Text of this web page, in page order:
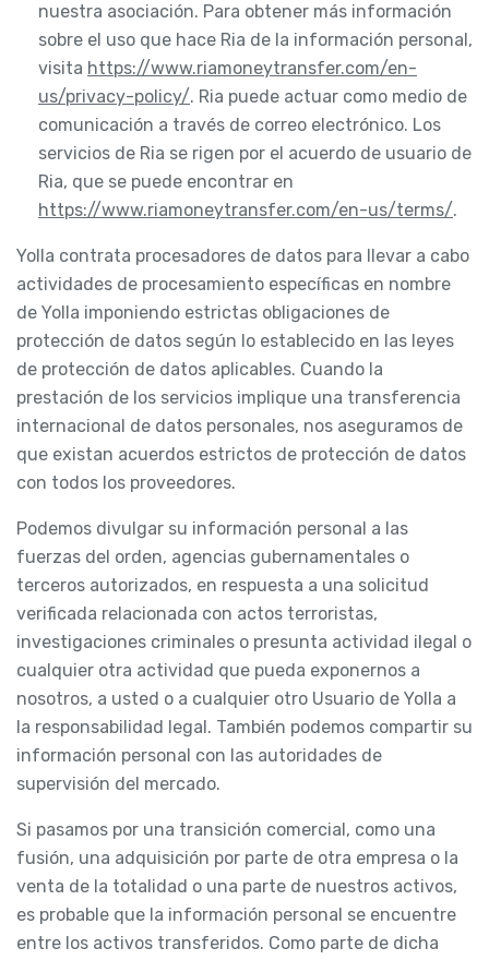
nuestra asociación. Para obtener más información
sobre el uso que hace Ria de la información personal,
visita https://www.riamoneytransfer.com/en-
us/privacy-policy/. Ria puede actuar como medio de
comunicación a través de correo electrónico. Los
servicios de Ria se rigen por el acuerdo de usuario de
Ria, que se puede encontrar en
https://www.riamoneytransfer.com/en-us/terms/.
Yolla contrata procesadores de datos para llevar a cabo
actividades de procesamiento específicas en nombre
de Yolla imponiendo estrictas obligaciones de
protección de datos según lo establecido en las leyes
de protección de datos aplicables. Cuando la
prestación de los servicios implique una transferencia
internacional de datos personales, nos aseguramos de
que existan acuerdos estrictos de protección de datos
con todos los proveedores.
Podemos divulgar su información personal a las
fuerzas del orden, agencias gubernamentales o
terceros autorizados, en respuesta a una solicitud
verificada relacionada con actos terroristas,
investigaciones criminales o presunta actividad ilegal o
cualquier otra actividad que pueda exponernos a
nosotros, a usted o a cualquier otro Usuario de Yolla a
la responsabilidad legal. También podemos compartir su
información personal con las autoridades de
supervisión del mercado.
Si pasamos por una transición comercial, como una
fusión, una adquisición por parte de otra empresa o la
venta de la totalidad o una parte de nuestros activos,
es probable que la información personal se encuentre
entre los activos transferidos. Como parte de dicha